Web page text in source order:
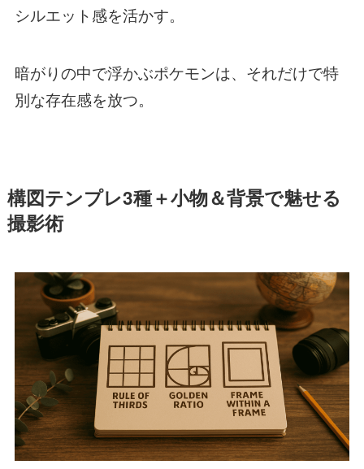
シルエット感を活かす。
暗がりの中で浮かぶポケモンは、それだけで特
別な存在感を放つ。
構図テンプレ3種＋小物＆背景で魅せる
撮影術